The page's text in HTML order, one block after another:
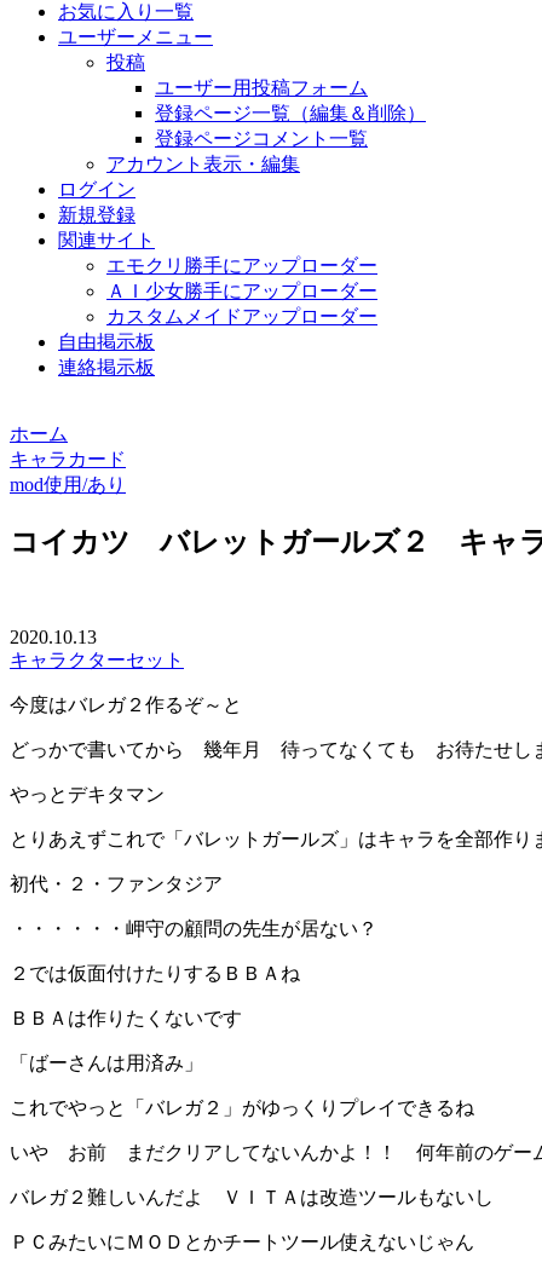
お気に入り一覧
ユーザーメニュー
投稿
ユーザー用投稿フォーム
登録ページ一覧（編集＆削除）
登録ページコメント一覧
アカウント表示・編集
ログイン
新規登録
関連サイト
エモクリ勝手にアップローダー
ＡＩ少女勝手にアップローダー
カスタムメイドアップローダー
自由掲示板
連絡掲示板
ホーム
キャラカード
mod使用/あり
コイカツ バレットガールズ２ キャ
2020.10.13
キャラクターセット
今度はバレガ２作るぞ～と
どっかで書いてから 幾年月 待ってなくても お待たせし
やっとデキタマン
とりあえずこれで「バレットガールズ」はキャラを全部作り
初代・２・ファンタジア
・・・・・・岬守の顧問の先生が居ない？
２では仮面付けたりするＢＢＡね
ＢＢＡは作りたくないです
「ばーさんは用済み」
これでやっと「バレガ２」がゆっくりプレイできるね
いや お前 まだクリアしてないんかよ！！ 何年前のゲー
バレガ２難しいんだよ ＶＩＴＡは改造ツールもないし
ＰＣみたいにＭＯＤとかチートツール使えないじゃん